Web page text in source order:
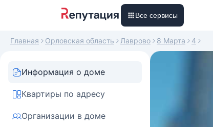
Все сервисы
Главная Орловская область Лаврово 8 Марта 4
Информация о доме
Квартиры по адресу
Организации в доме